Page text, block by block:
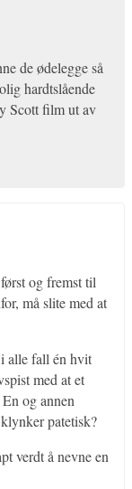
de ødelegge så
hardtslående
Scott film ut av
og fremst til
må slite med at
alle fall én hvit
med at et
og annen
patetisk?
verdt å nevne en